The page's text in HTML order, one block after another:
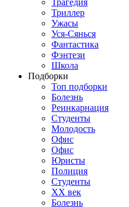
Трагедия
Триллер
Ужасы
Уся-Сянься
Фантастика
Фэнтези
Школа
Подборки
Топ подборки
Болезнь
Реинкарнация
Студенты
Молодость
Офис
Офис
Юристы
Полиция
Студенты
ХХ век
Болезнь